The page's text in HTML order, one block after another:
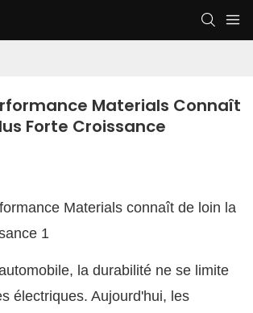
Materials Connaît
Forte Croissance
la durabilité ne se limite
électriques. Aujourd'hui, les